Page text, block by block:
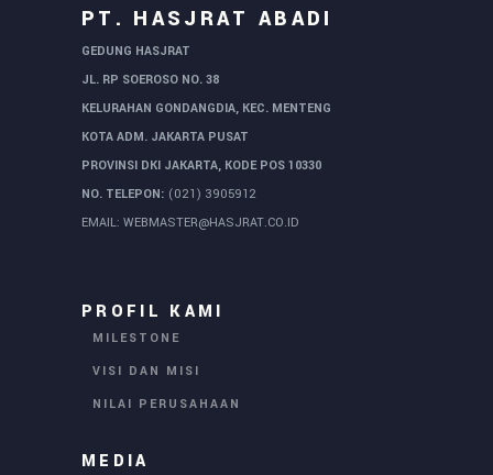
PT. HASJRAT ABADI
GEDUNG HASJRAT
JL. RP SOEROSO NO. 38
KELURAHAN GONDANGDIA, KEC. MENTENG
KOTA ADM. JAKARTA PUSAT
PROVINSI DKI JAKARTA, KODE POS 10330
NO. TELEPON: (021) 3905912
EMAIL: WEBMASTER@HASJRAT.CO.ID
PROFIL KAMI
MILESTONE
VISI DAN MISI
NILAI PERUSAHAAN
MEDIA